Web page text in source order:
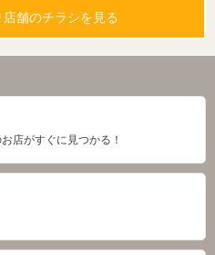
店舗のチラシを見る
店がすぐに見つかる！